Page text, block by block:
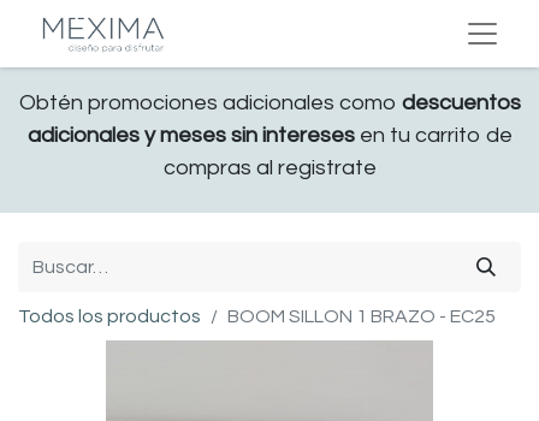
Obtén promociones adicionales como descuentos
adicionales y meses sin interesesen tu carrito de
compras al registrate
Todos los productos BOOM SILLON 1 BRAZO - EC25